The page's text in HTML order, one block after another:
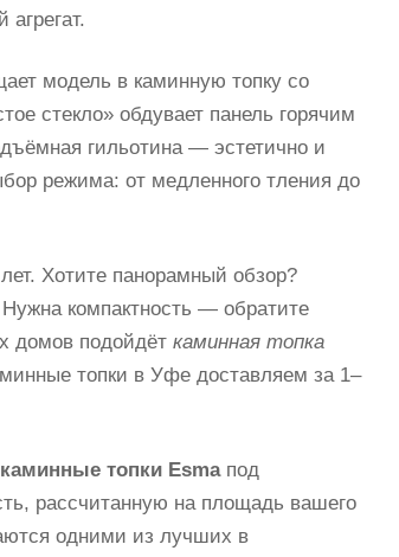
модель в каминную топку со
стекло» обдувает панель горячим
гильотина — эстетично и
режима: от медленного тления до
Хотите панорамный обзор?
компактность — обратите
домов подойдёт каминная топка
топки в Уфе доставляем за 1–
каминные топки Esmaпод
рассчитанную на площадь вашего
одними из лучших в